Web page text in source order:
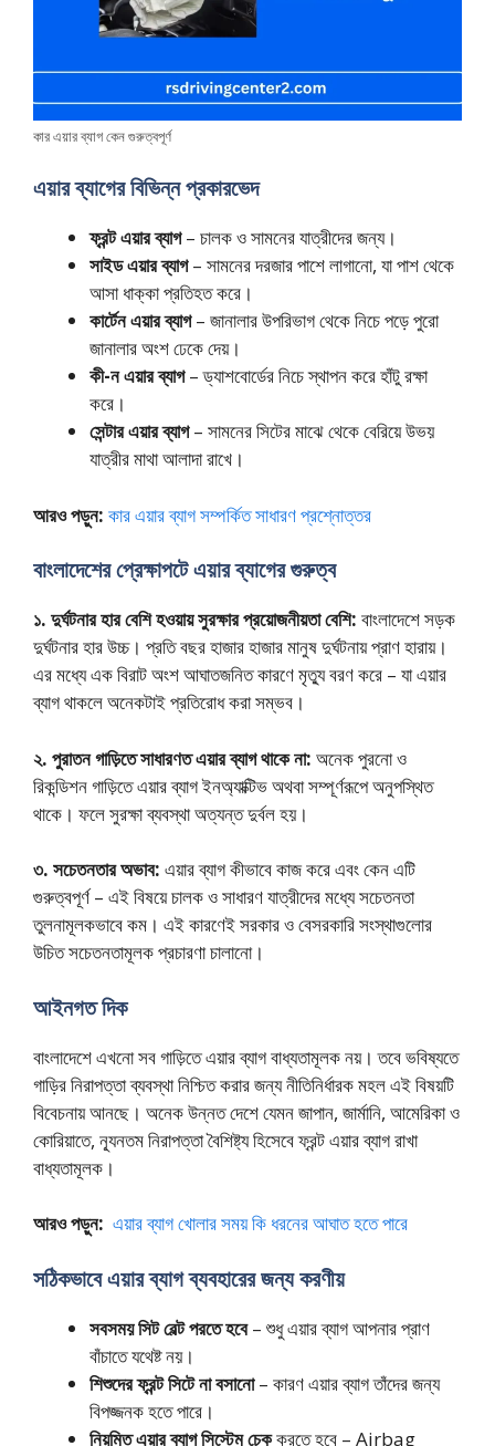
কার এয়ার ব্যাগ কেন গুরুত্বপূর্ণ
এয়ার ব্যাগের বিভিন্ন প্রকারভেদ
ফ্রন্ট এয়ার ব্যাগ– চালক ও সামনের যাত্রীদের জন্য।
সাইড এয়ার ব্যাগ– সামনের দরজার পাশে লাগানো, যা পাশ থেকে
আসা ধাক্কা প্রতিহত করে।
কার্টেন এয়ার ব্যাগ– জানালার উপরিভাগ থেকে নিচে পড়ে পুরো
জানালার অংশ ঢেকে দেয়।
কী-ন এয়ার ব্যাগ– ড্যাশবোর্ডের নিচে স্থাপন করে হাঁটু রক্ষা
করে।
সেন্টার এয়ার ব্যাগ– সামনের সিটের মাঝে থেকে বেরিয়ে উভয়
যাত্রীর মাথা আলাদা রাখে।
আরও পড়ুন: কার এয়ার ব্যাগ সম্পর্কিত সাধারণ প্রশ্নোত্তর
বাংলাদেশের প্রেক্ষাপটে এয়ার ব্যাগের গুরুত্ব
১. দুর্ঘটনার হার বেশি হওয়ায় সুরক্ষার প্রয়োজনীয়তা বেশি: বাংলাদেশে সড়ক
দুর্ঘটনার হার উচ্চ। প্রতি বছর হাজার হাজার মানুষ দুর্ঘটনায় প্রাণ হারায়।
এর মধ্যে এক বিরাট অংশ আঘাতজনিত কারণে মৃত্যু বরণ করে – যা এয়ার
ব্যাগ থাকলে অনেকটাই প্রতিরোধ করা সম্ভব।
২. পুরাতন গাড়িতে সাধারণত এয়ার ব্যাগ থাকে না: অনেক পুরনো ও
রিকন্ডিশন গাড়িতে এয়ার ব্যাগ ইনঅ্যাক্টিভ অথবা সম্পূর্ণরূপে অনুপস্থিত
থাকে। ফলে সুরক্ষা ব্যবস্থা অত্যন্ত দুর্বল হয়।
৩. সচেতনতার অভাব: এয়ার ব্যাগ কীভাবে কাজ করে এবং কেন এটি
গুরুত্বপূর্ণ – এই বিষয়ে চালক ও সাধারণ যাত্রীদের মধ্যে সচেতনতা
তুলনামূলকভাবে কম। এই কারণেই সরকার ও বেসরকারি সংস্থাগুলোর
উচিত সচেতনতামূলক প্রচারণা চালানো।
আইনগত দিক
বাংলাদেশে এখনো সব গাড়িতে এয়ার ব্যাগ বাধ্যতামূলক নয়। তবে ভবিষ্যতে
গাড়ির নিরাপত্তা ব্যবস্থা নিশ্চিত করার জন্য নীতিনির্ধারক মহল এই বিষয়টি
বিবেচনায় আনছে। অনেক উন্নত দেশে যেমন জাপান, জার্মানি, আমেরিকা ও
কোরিয়াতে, ন্যূনতম নিরাপত্তা বৈশিষ্ট্য হিসেবে ফ্রন্ট এয়ার ব্যাগ রাখা
বাধ্যতামূলক।
আরও পড়ুন: এয়ার ব্যাগ খোলার সময় কি ধরনের আঘাত হতে পারে
সঠিকভাবে এয়ার ব্যাগ ব্যবহারের জন্য করণীয়
সবসময় সিট বেল্ট পরতে হবে– শুধু এয়ার ব্যাগ আপনার প্রাণ
বাঁচাতে যথেষ্ট নয়।
শিশুদের ফ্রন্ট সিটে না বসানো– কারণ এয়ার ব্যাগ তাঁদের জন্য
বিপজ্জনক হতে পারে।
নিয়মিত এয়ার ব্যাগ সিস্টেম চেককরতে হবে – Airbag